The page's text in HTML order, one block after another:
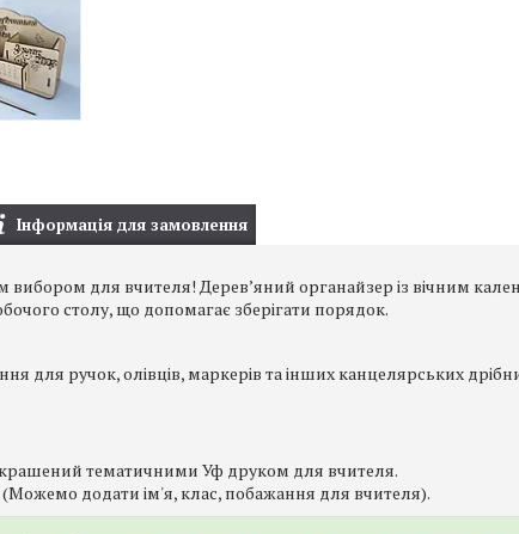
Інформація для замовлення
вибором для вчителя! Дерев’яний органайзер із вічним
столу, що допомагає зберігати порядок.
для ручок, олівців, маркерів та інших канцелярських
тематичними Уф друком для вчителя.
(Можемо додати ім'я, клас, побажання для вчителя).